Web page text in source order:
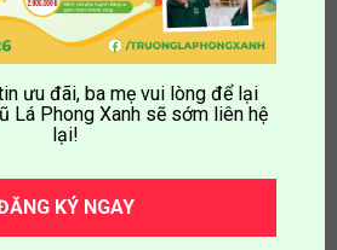
– MỘT MÙA NOEL
ưu đãi, ba mẹ vui lòng để lại
Lá Phong Xanh sẽ sớm liên hệ
lại!
KÝ NGAY